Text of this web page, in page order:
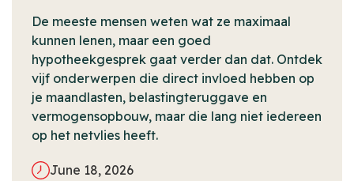
De meeste mensen weten wat ze maximaal
kunnen lenen, maar een goed
hypotheekgesprek gaat verder dan dat. Ontdek
vijf onderwerpen die direct invloed hebben op
je maandlasten, belastingteruggave en
vermogensopbouw, maar die lang niet iedereen
op het netvlies heeft.
June 18, 2026